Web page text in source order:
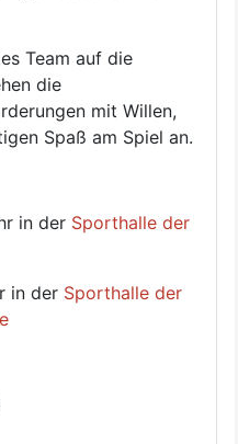
Team auf die
die
mit Willen,
Spaß am Spiel an.
in der Sporthalle der
in der Sporthalle der